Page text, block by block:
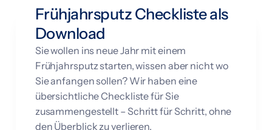
Frühjahrsputz Checkliste als
Download
Sie wollen ins neue Jahr mit einem
Frühjahrsputz starten, wissen aber nicht wo
Sie anfangen sollen? Wir haben eine
übersichtliche Checkliste für Sie
zusammengestellt – Schritt für Schritt, ohne
den Überblick zu verlieren.